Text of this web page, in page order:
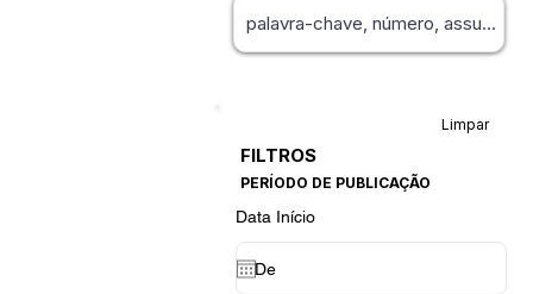
Limpar
FILTROS
PERÍODO DE PUBLICAÇÃO
Data Início